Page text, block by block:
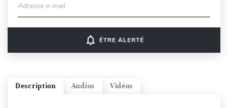
Adresse e-mail
notifications_none ÊTRE ALERTÉ
Vidéos
Audios
Description